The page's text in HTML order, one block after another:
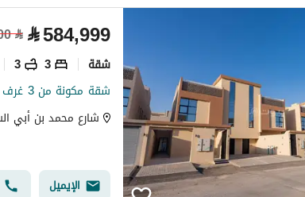
⃁584,999
⃁
شقة 3
3
شقة مكونة من 3 غرف نوم للبيع في أوكاز، الرياض
شارع محمد بن أبي
الإيميل